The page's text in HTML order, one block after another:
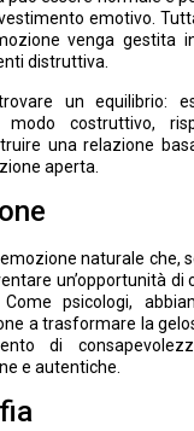
emotivo.
venga gestita
distruttiva.
un equilibrio:
modo costruttivo,
una relazione
aperta.
naturale che,
un’opportunità di
psicologi,
a trasformare la
di
e autentiche.